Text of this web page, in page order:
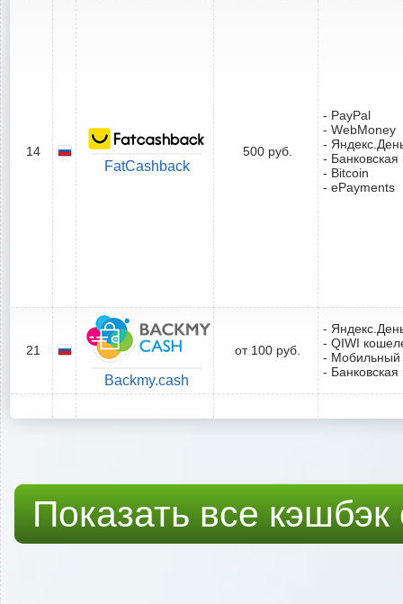
14
FatCashback
500 руб.
- PayPal
- WebMoney
-
-
- Bitcoin
- ePayments
21
Backmy.cash
от 100 руб.
-
- QIWI
- Мобильный
-
Показать все